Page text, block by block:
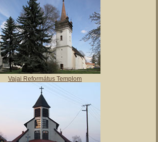
Molnár Mátyás Általános Iskola
Vajai Művelődési ház és könyvtár